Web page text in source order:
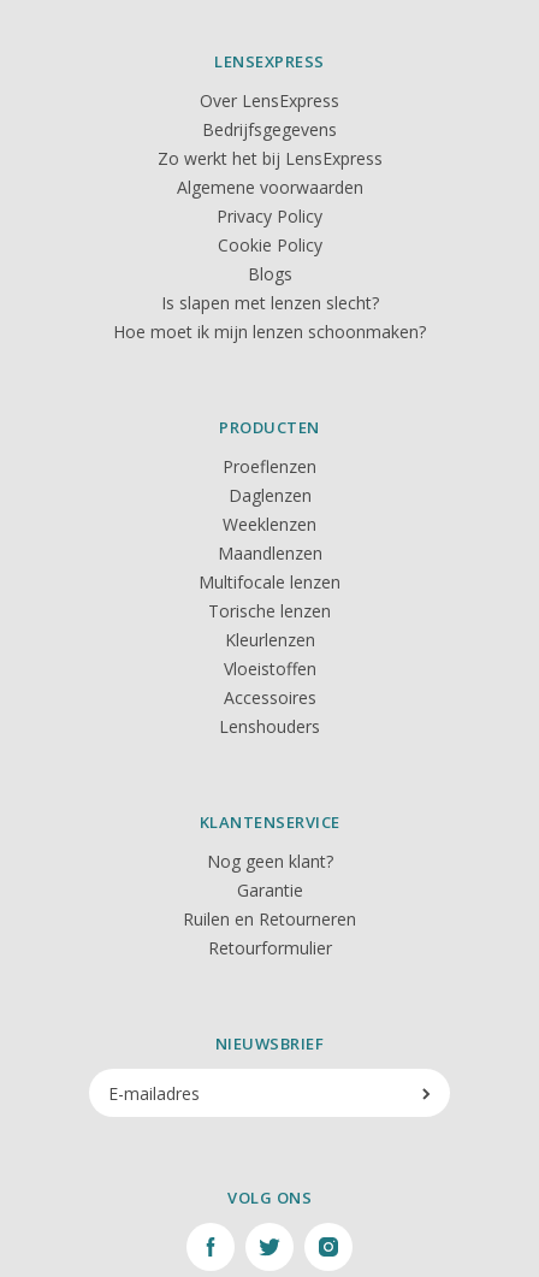
LENSEXPRESS
Over LensExpress
Bedrijfsgegevens
Zo werkt het bij LensExpress
Algemene voorwaarden
Privacy Policy
Cookie Policy
Blogs
Is slapen met lenzen slecht?
Hoe moet ik mijn lenzen schoonmaken?
PRODUCTEN
Proeflenzen
Daglenzen
Weeklenzen
Maandlenzen
Multifocale lenzen
Torische lenzen
Kleurlenzen
Vloeistoffen
Accessoires
Lenshouders
KLANTENSERVICE
Nog geen klant?
Garantie
Ruilen en Retourneren
Retourformulier
NIEUWSBRIEF
VOLG ONS